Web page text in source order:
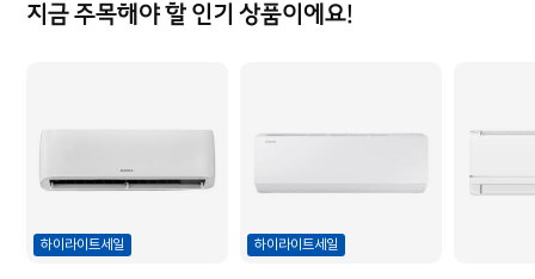
지금 주목해야 할 인기 상품이에요!
하이라이트세일 하이라이트세일